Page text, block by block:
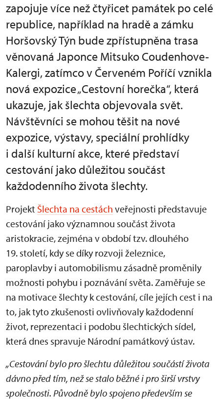
zapojuje více než čtyřicet památek po celé
republice, například na hradě a zámku
Horšovský Týn bude zpřístupněna trasa
věnovaná Japonce Mitsuko Coudenhove-
Kalergi, zatímco v Červeném Poříčí vznikla
nová expozice „Cestovní horečka“, která
ukazuje, jak šlechta objevovala svět.
Návštěvníci se mohou těšit na nové
expozice, výstavy, speciální prohlídky
i další kulturní akce, které představí
cestování jako důležitou součást
každodenního života šlechty.
Projekt Šlechta na cestách veřejnosti představuje
cestování jako významnou součást života
aristokracie, zejména v období tzv. dlouhého
19. století, kdy se díky rozvoji železnice,
paroplavby i automobilismu zásadně proměnily
možnosti pohybu i poznávání světa. Zaměřuje se
na motivace šlechty k cestování, cíle jejích cest i na
to, jak tyto zkušenosti ovlivňovaly každodenní
život, reprezentaci i podobu šlechtických sídel,
která dnes spravuje Národní památkový ústav.
„Cestování bylo pro šlechtu důležitou součástí života
dávno před tím, než se stalo běžné i pro širší vrstvy
společnosti. Původně bylo spojeno především se